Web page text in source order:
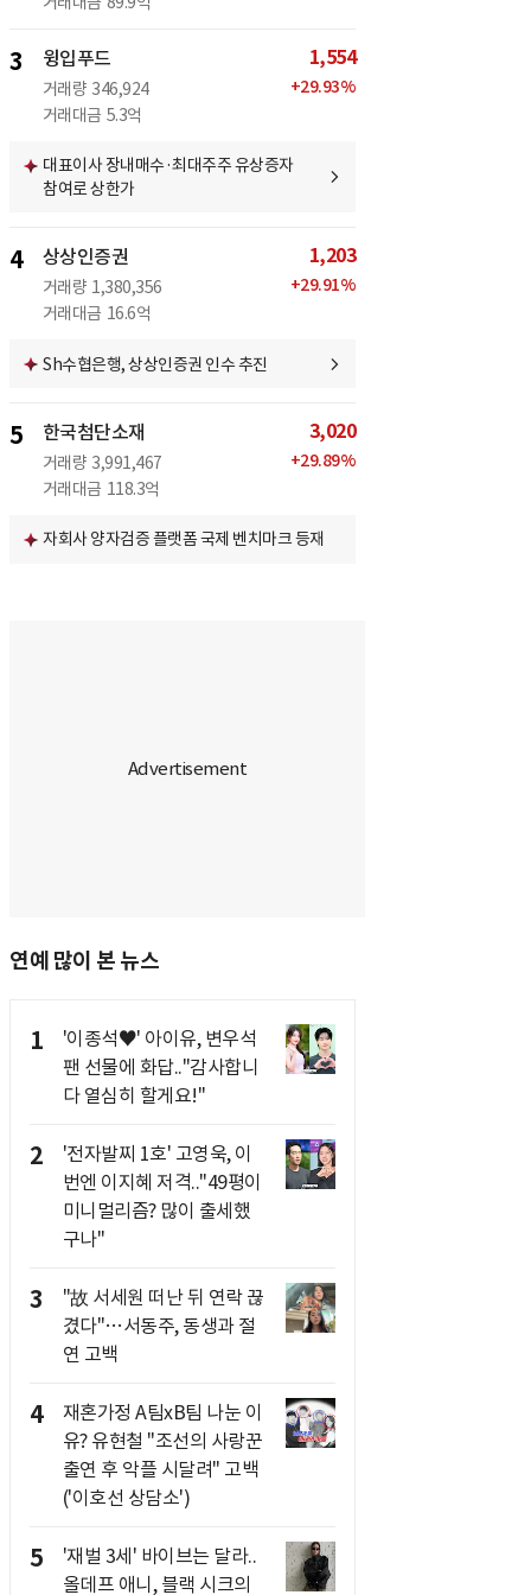
3 윙입푸드
거래량 346,924
거래대금 5.3억
1,554
+29.93%
대표이사 장내매수·최대주주 유상증자
참여로 상한가
4 상상인증권
거래량 1,380,356
거래대금 16.6억
1,203
+29.91%
Sh수협은행, 상상인증권 인수 추진
5 한국첨단소재
거래량 3,991,467
거래대금 118.3억
3,020
+29.89%
자회사 양자검증 플랫폼 국제 벤치마크 등재
연예 많이 본 뉴스
1
'이종석♥' 아이유, 변우석
팬 선물에 화답.."감사합니
다 열심히 할게요!"
2
'전자발찌 1호' 고영욱, 이
번엔 이지혜 저격.."49평이
미니멀리즘? 많이 출세했
구나"
3
"故 서세원 떠난 뒤 연락 끊
겼다"…서동주, 동생과 절
연 고백
4
재혼가정 A팀xB팀 나눈 이
유? 유현철 "조선의 사랑꾼
출연 후 악플 시달려" 고백
('이호선 상담소')
5
'재벌 3세' 바이브는 달라..
올데프 애니, 블랙 시크의